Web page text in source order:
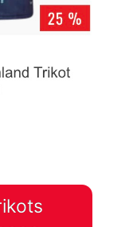
4 Dez.